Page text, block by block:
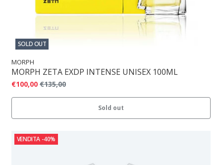
SOLD OUT
MORPH
MORPH ZETA EXDP INTENSE UNISEX 100ML
€100,00 €135,00
Sold out
VENDITA -40%